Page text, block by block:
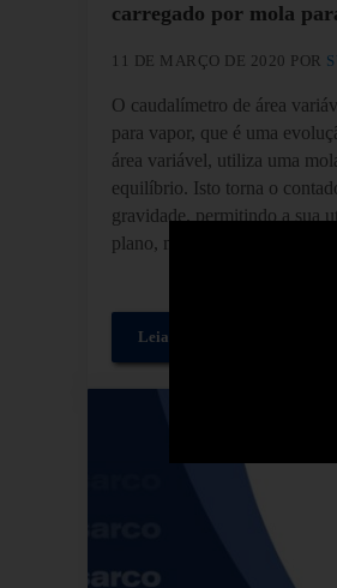
carregado por mola
11 DE MARÇO DE 2020 POR
O caudalímetro de área
para vapor, que é uma
área variável, utiliza uma
equilíbrio. Isto torna o
gravidade, permitindo a sua
plano, mesmo de cabeça
Leia mais